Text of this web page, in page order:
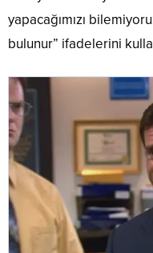
yapacağımızı
bulunur” ifadelerini